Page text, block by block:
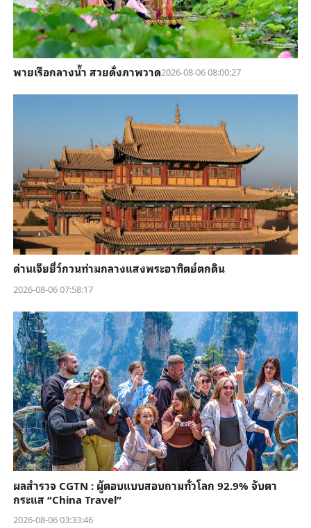
พายเรือกลางน้ำ สวยดั่งภาพวาด2026-08-06 08:00:27
ด่านเจียยี่ว์กวนท่ามกลางแสงพระอาทิตย์ตกดิน
2026-08-06 07:58:17
ผลสำรวจ CGTN : ผู้ตอบแบบสอบถามทั่วโลก 92.9% จับตา
กระแส “China Travel”
2026-08-06 03:33:46